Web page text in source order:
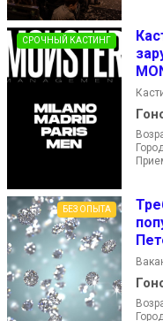
СРОЧНЫЙ КАСТИНГ
БЕЗ ОПЫТА